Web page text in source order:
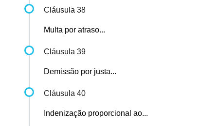
Cláusula 38
Multa por atraso...
Cláusula 39
Demissão por justa...
Cláusula 40
Indenização proporcional ao...